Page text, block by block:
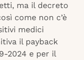
ma il decreto
come non c’è
medici
il payback
2024 e per il